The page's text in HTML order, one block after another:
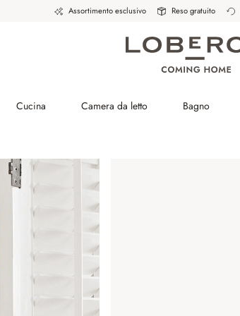
Assortimento esclusivo Reso gratuito
Cucina Camera da letto Bagno